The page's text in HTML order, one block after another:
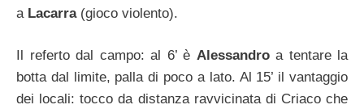
a Lacarra(gioco violento).
Il referto dal campo: al 6’ è Alessandroa tentare la
botta dal limite, palla di poco a lato. Al 15’ il vantaggio
dei locali: tocco da distanza ravvicinata di Criaco che